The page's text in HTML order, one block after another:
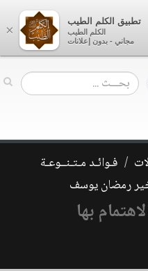
فـوائـد مـتـنــوعـة
رمضان يوسف
بها
×
تطبيق الكلم الطيب
الكلم الطيب
مجاني - بدون إعلانات